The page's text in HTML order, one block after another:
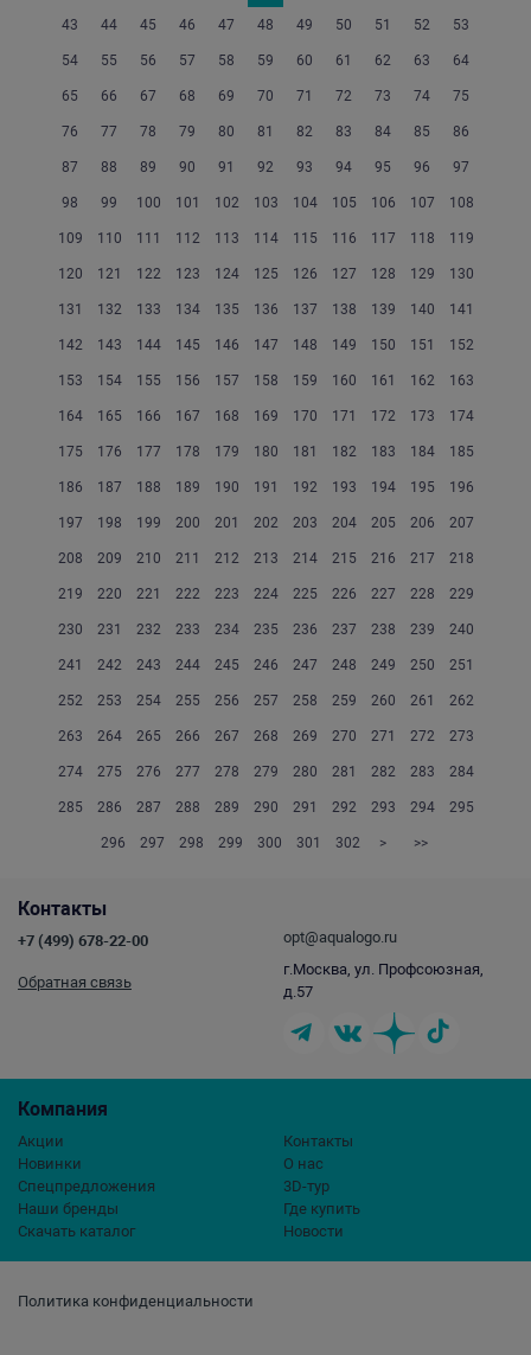
43 44 45 46 47 48 49 50 51 52 53
54 55 56 57 58 59 60 61 62 63 64
65 66 67 68 69 70 71 72 73 74 75
76 77 78 79 80 81 82 83 84 85 86
87 88 89 90 91 92 93 94 95 96 97
98 99 100 101 102 103 104 105 106 107 108
109 110 111 112 113 114 115 116 117 118 119
120 121 122 123 124 125 126 127 128 129 130
131 132 133 134 135 136 137 138 139 140 141
142 143 144 145 146 147 148 149 150 151 152
153 154 155 156 157 158 159 160 161 162 163
164 165 166 167 168 169 170 171 172 173 174
175 176 177 178 179 180 181 182 183 184 185
186 187 188 189 190 191 192 193 194 195 196
197 198 199 200 201 202 203 204 205 206 207
208 209 210 211 212 213 214 215 216 217 218
219 220 221 222 223 224 225 226 227 228 229
230 231 232 233 234 235 236 237 238 239 240
241 242 243 244 245 246 247 248 249 250 251
252 253 254 255 256 257 258 259 260 261 262
263 264 265 266 267 268 269 270 271 272 273
274 275 276 277 278 279 280 281 282 283 284
285 286 287 288 289 290 291 292 293 294 295
296 297 298 299 300 301 302 > >>
Политика конфиденциальности
Компания
Акции
Новинки
Спецпредложения
Наши бренды
Скачать каталог
Контакты
О нас
3D-тур
Где купить
Новости
Контакты
+7 (499) 678-22-00
Обратная связь
opt@aqualogo.ru
г.Москва, ул. Профсоюзная,
д.57